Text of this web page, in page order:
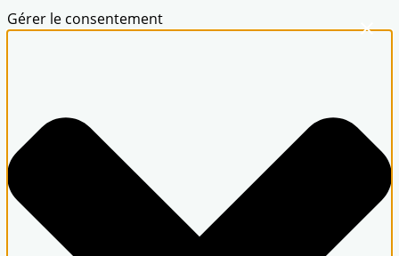
Gérer le consentement